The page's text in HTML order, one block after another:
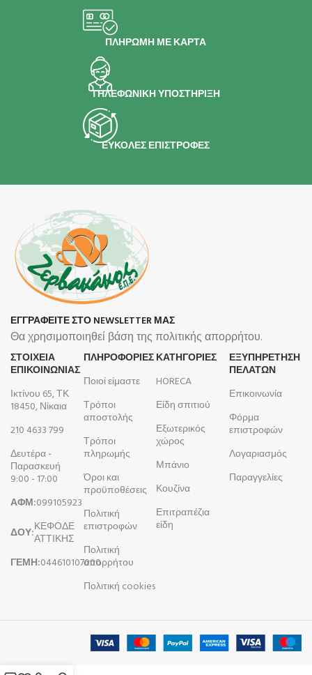
ΠΛΗΡΩΜΗ ΜΕ ΚΑΡΤΑ
ΤΗΛΕΦΩΝΙΚΗ ΥΠΟΣΤΗΡΙΞΗ
ΕΥΚΟΛΕΣ ΕΠΙΣΤΡΟΦΕΣ
ΕΓΓΡΑΦΕΙΤΕ ΣΤΟ NEWSLETTER ΜΑΣ
Θα χρησιμοποιηθεί βάση της πολιτικής απορρήτου.
ΣΤΟΙΧΕΙΑ
ΕΠΙΚΟΙΝΩΝΙΑΣ
Ικτίνου 65, ΤΚ
18450, Νίκαια
210 4633 799
Δευτέρα -
Παρασκευή
9:00 - 17:00
ΑΦΜ:099105923
ΔΟΥ:ΚΕΦΟΔΕ
ΑΤΤΙΚΗΣ
ΓΕΜΗ:044610107000
ΠΛΗΡΟΦΟΡΊΕΣ
Ποιοί είμαστε
Τρόποι
αποστολής
Τρόποι
πληρωμής
Όροι και
προϋποθέσεις
Πολιτική
επιστροφών
Πολιτική
απορρήτου
Πολιτική cookies
ΚΑΤΗΓΟΡΙΕΣ
HORECA
Είδη σπιτιού
Εξωτερικός
χώρος
Μπάνιο
Κουζίνα
Επιτραπέζια
είδη
ΕΞΥΠΗΡΕΤΗΣΗ
ΠΕΛΑΤΩΝ
Επικοινωνία
Φόρμα
επιστροφών
Λογαριασμός
Παραγγελίες